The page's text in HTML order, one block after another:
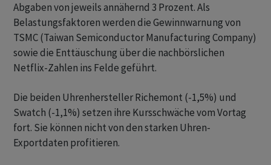
Abgaben von jeweils annähernd 3 Prozent. Als
Belastungsfaktoren werden die Gewinnwarnung von
TSMC (Taiwan Semiconductor Manufacturing Company)
sowie die Enttäuschung über die nachbörslichen
Netflix-Zahlen ins Felde geführt.
Die beiden Uhrenhersteller Richemont (-1,5%) und
Swatch (-1,1%) setzen ihre Kursschwäche vom Vortag
fort. Sie können nicht von den starken Uhren-
Exportdaten profitieren.